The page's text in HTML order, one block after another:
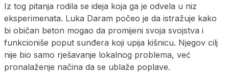
Iz tog pitanja rodila se ideja koja ga je odvela u niz
eksperimenata. Luka Daram počeo je da istražuje kako
bi običan beton mogao da promijeni svoja svojstva i
funkcioniše poput sunđera koji upija kišnicu. Njegov cilj
nije bio samo rješavanje lokalnog problema, već
pronalaženje načina da se ublaže poplave.